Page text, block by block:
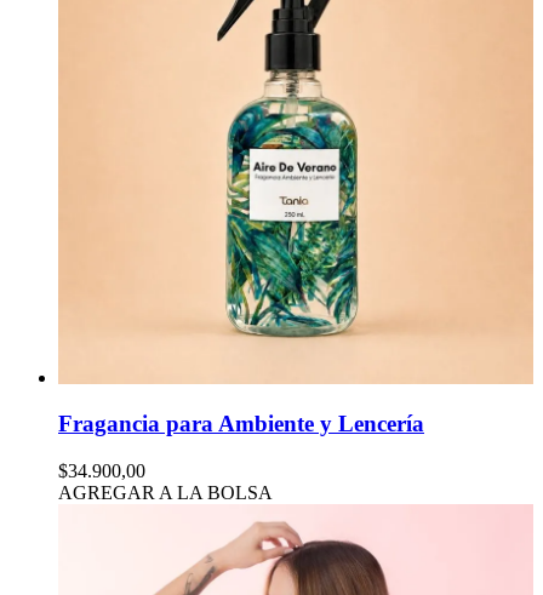
Fragancia para Ambiente y Lencería
$34.900,00
AGREGAR A LA BOLSA